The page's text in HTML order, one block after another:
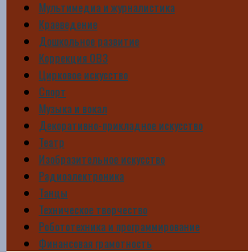
Мультимедиа и журналистика
Краеведение
Дошкольное развитие
Коррекция ОВЗ
Цирковое искусство
Спорт
Музыка и вокал
Декоративно-прикладное искусство
Театр
Изобразительное искусство
Радиоэлектроника
Танцы
Техническое творчество
Робототехника и программирование
Финансовая грамотность